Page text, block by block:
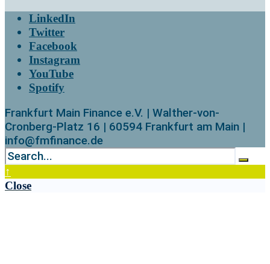
LinkedIn
Twitter
Facebook
Instagram
YouTube
Spotify
Frankfurt Main Finance e.V. | Walther-von-
Cronberg-Platz 16 | 60594 Frankfurt am Main |
info@fmfinance.de
↑
Close